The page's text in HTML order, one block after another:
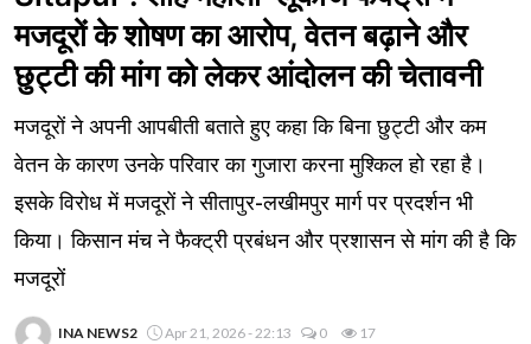
मजदूरों के शोषण का आरोप, वेतन बढ़ाने और
छुट्टी की मांग को लेकर आंदोलन की चेतावनी
मजदूरों ने अपनी आपबीती बताते हुए कहा कि बिना छुट्टी और कम
वेतन के कारण उनके परिवार का गुजारा करना मुश्किल हो रहा है।
इसके विरोध में मजदूरों ने सीतापुर-लखीमपुर मार्ग पर प्रदर्शन भी
किया। किसान मंच ने फैक्ट्री प्रबंधन और प्रशासन से मांग की है कि
मजदूरों
INA NEWS2 Apr 21, 2026 - 22:13 0 17